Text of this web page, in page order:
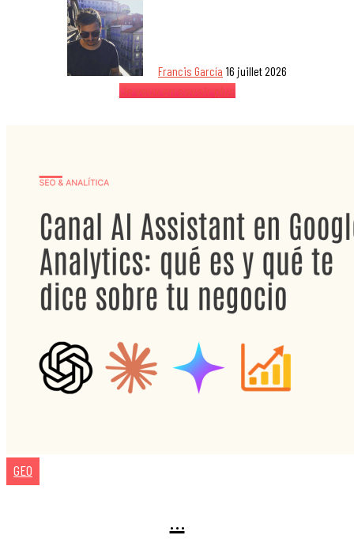
Francis García 16 juillet 2026
Je veux en savoir plus
GEO
…